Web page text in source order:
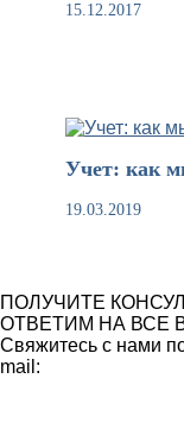
15.12.2017
Учет: как
19.03.2019
ПОЛУЧИТЕ
ОТВЕТИМ НА ВСЕ
Свяжитесь с нами
mail: